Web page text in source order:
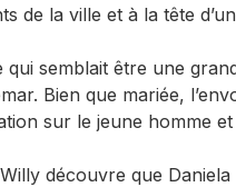
de la ville et à la tête
qui semblait être une
Bien que mariée,
sur le jeune homme
découvre que